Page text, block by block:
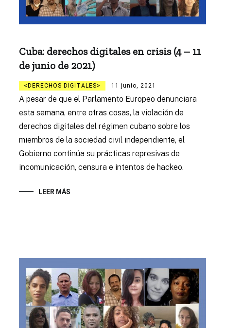
Cuba: derechos digitales en crisis (4 – 11
de junio de 2021)
DERECHOS DIGITALES 11 junio, 2021
A pesar de que el Parlamento Europeo denunciara
esta semana, entre otras cosas, la violación de
derechos digitales del régimen cubano sobre los
miembros de la sociedad civil independiente, el
Gobierno continúa su prácticas represivas de
incomunicación, censura e intentos de hackeo.
LEER MÁS